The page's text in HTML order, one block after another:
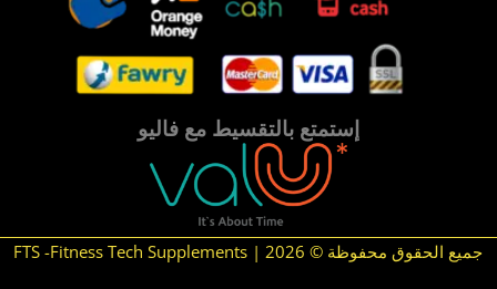
إستمتع بالتقسيط مع فاليو
جميع الحقوق محفوظة © 2026 | FTS -Fitness Tech Supplements